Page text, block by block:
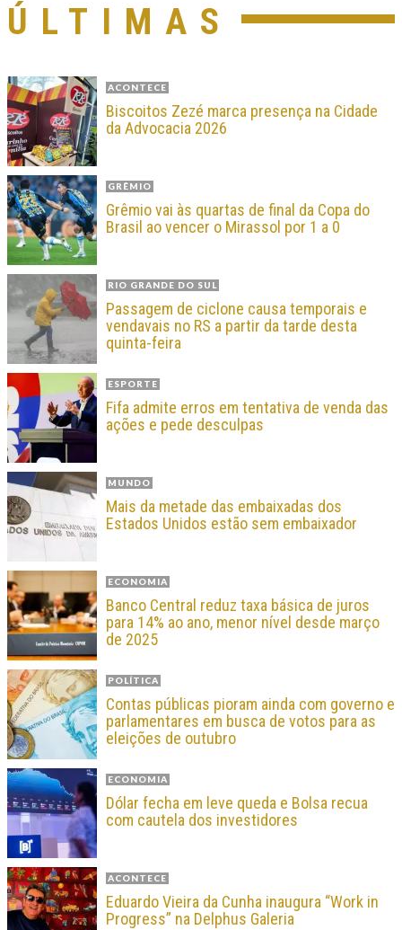
ÚLTIMAS
ACONTECE
Biscoitos Zezé marca presença na Cidade
da Advocacia 2026
GRÊMIO
Grêmio vai às quartas de final da Copa do
Brasil ao vencer o Mirassol por 1 a 0
RIO GRANDE DO SUL
Passagem de ciclone causa temporais e
vendavais no RS a partir da tarde desta
quinta-feira
ESPORTE
Fifa admite erros em tentativa de venda das
ações e pede desculpas
MUNDO
Mais da metade das embaixadas dos
Estados Unidos estão sem embaixador
ECONOMIA
Banco Central reduz taxa básica de juros
para 14% ao ano, menor nível desde março
de 2025
POLÍTICA
Contas públicas pioram ainda com governo e
parlamentares em busca de votos para as
eleições de outubro
ECONOMIA
Dólar fecha em leve queda e Bolsa recua
com cautela dos investidores
ACONTECE
Eduardo Vieira da Cunha inaugura “Work in
Progress” na Delphus Galeria